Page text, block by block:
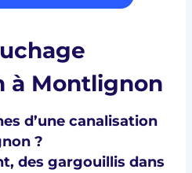
à Montlignon
d’une canalisation
?
des gargouillis dans